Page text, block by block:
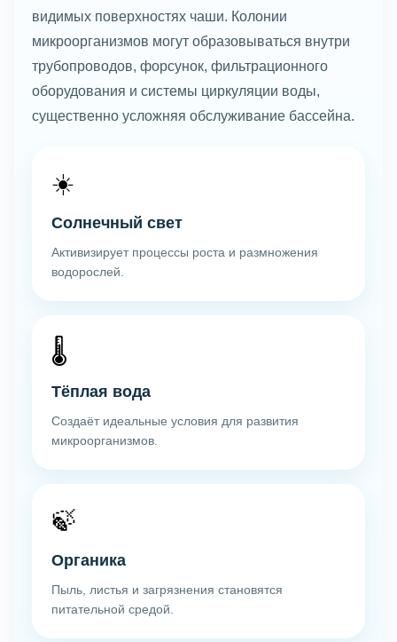
видимых поверхностях чаши. Колонии
микроорганизмов могут образовываться внутри
трубопроводов, форсунок, фильтрационного
оборудования и системы циркуляции воды,
существенно усложняя обслуживание бассейна.
☀️
Солнечный свет
Активизирует процессы роста и размножения
водорослей.
🌡️
Тёплая вода
Создаёт идеальные условия для развития
микроорганизмов.
🍃
Органика
Пыль, листья и загрязнения становятся
питательной средой.